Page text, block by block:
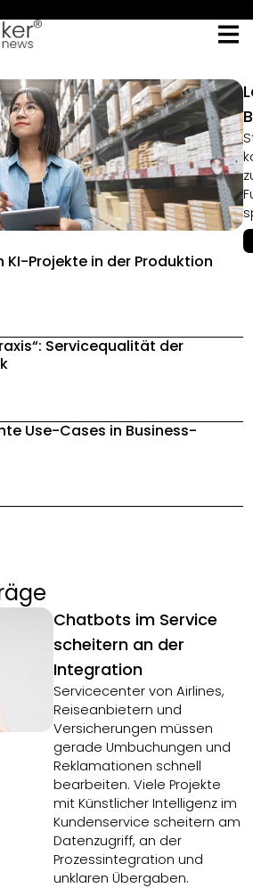
KI-Projekte in der Produktion
Servicequalität der
Use-Cases in Business-
Chatbots im Service
scheitern an der
Integration
Servicecenter von Airlines,
Reiseanbietern und
Versicherungen müssen
gerade Umbuchungen und
Reklamationen schnell
bearbeiten. Viele Projekte
mit Künstlicher Intelligenz im
Kundenservice scheitern am
Datenzugriff, an der
Prozessintegration und
unklaren Übergaben.